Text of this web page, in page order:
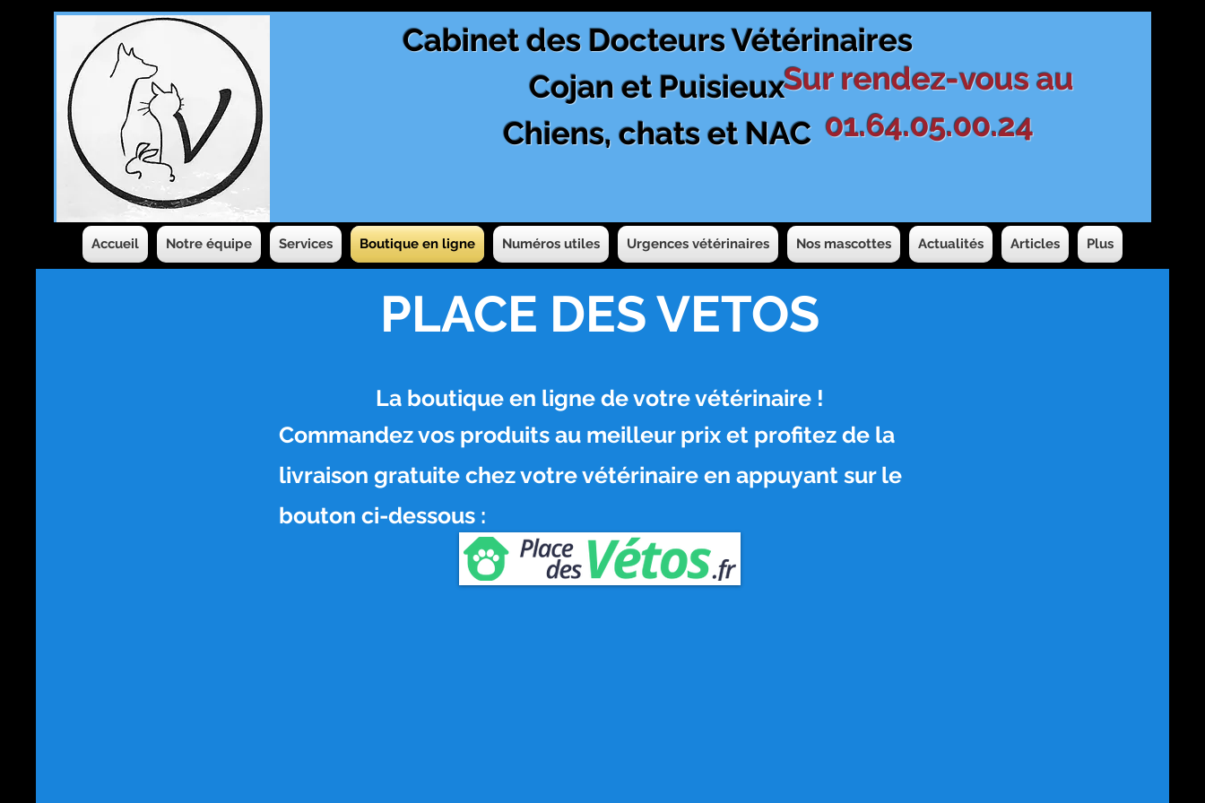
Cabinet des Docteurs Vétérinaires
Cojan et Puisieux
Chiens, chats et NAC
Sur rendez-vous au
01.64.05.00.24
Accueil Notre équipe Services Boutique en ligne Numéros utiles Urgences vétérinaires Nos mascottes Actualités Articles Plus
PLACE DES VETOS
La boutique en ligne de votre vétérinaire !
Commandez vos produits au meilleur prix et profitez de la
livraison gratuite chez votre vétérinaire en appuyant sur le
bouton ci-dessous :